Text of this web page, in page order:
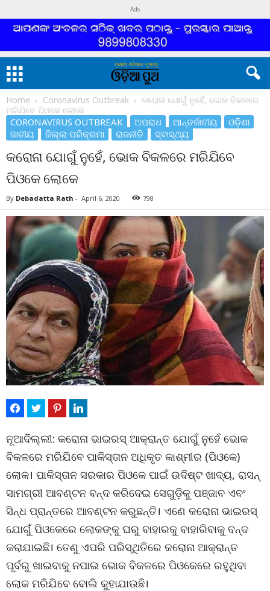
Ads
Home Coronavirus Outbreak
କରୋନା ଯୋଗୁଁ ନୁହେଁ, ଭୋକ ବିକଳରେ
ମରିଯିବେ ପିଓକେ ଲୋକେ
CORONAVIRUS OUTBREAK ଅପରାଧ ଆନ୍ତର୍ଜାତୀୟ
ଓଡ଼ିଶା
ଜାତୀୟ
ଜିଲ୍ଲା ପରିକ୍ରମା ରାଜନୀତି ସ୍ବାସ୍ଥ୍ୟ
କରୋନା ଯୋଗୁଁ ନୁହେଁ, ଭୋକ ବିକଳରେ ମରିଯିବେ
ପିଓକେ ଲୋକେ
By Debadatta Rath - April 6, 2020 798
ନୂଆଦିଲ୍ଲୀ: କରୋନା ଭାଇରସ୍ ଆକ୍ରାନ୍ତ ଯୋଗୁଁ ନୁହେଁ ଭୋକ
ବିକଳରେ ମରିଯିବେ ପାକିସ୍ତାନ ଅଧିକୃତ କାଶ୍ମୀର (ପିଓକେ)
ଲୋକ। ପାକିସ୍ତାନ ସରକାର ପିଓକେ ପାଇଁ ଉଦିଷ୍ଟ ଖାଦ୍ୟ, ରାସନ୍
ସାମଗ୍ରୀ ଆବଣ୍ଟନ ବନ୍ଦ କରିଦେଇ ସେଗୁଡ଼ିକୁ ପଞ୍ଜାବ ଏବଂ
ସିନ୍ଧ ପ୍ରାନ୍ତରେ ଆବଣ୍ଟନ କରୁଛନ୍ତି। ଏଣେ କରୋନା ଭାଇରସ୍
ଯୋଗୁଁ ପିଓକେରେ ଲୋକଙ୍କୁ ଘରୁ ବାହାରକୁ ବାହାରିବାକୁ ବନ୍ଦ
କରାଯାଇଛି। ତେଣୁ ଏପରି ପରିସ୍ଥିତିରେ କରୋନା ଆକ୍ରାନ୍ତ
ପୂର୍ବରୁ ଖାଇବାକୁ ନପାଇ ଭୋକ ବିକଳରେ ପିଓକେରେ ରହୁଥିବା
ଲୋକ ମରିଯିବେ ବୋଲି କୁହାଯାଉଛି।